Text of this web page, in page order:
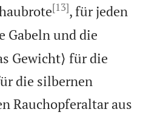
[13], für jeden
Gabeln und die
Gewicht⟩ für die
die silbernen
Rauchopferaltar aus